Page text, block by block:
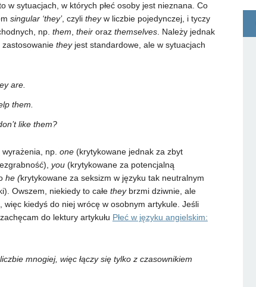
w sytuacjach, w których płeć osoby jest nieznana. Co
singular ‘they’, czyli theyw liczbie pojedynczej, i tyczy
np. them theiroraz themselves. Należy jednak
theyjest standardowe, ale w sytuacjach
are.
them.
like them?
wyrażenia, np. one (krytykowane jednak za zbyt
you(krytykowane za potencjalną
he (krytykowane za seksizm w języku tak neutralnym
Owszem, niekiedy to całe theybrzmi dziwnie, ale
kiedyś do niej wrócę w osobnym artykule. Jeśli
do lektury artykułu Płeć w języku angielskim:
mnogiej, więc łączy się tylko z czasownikiem